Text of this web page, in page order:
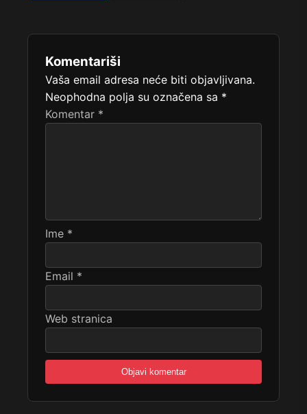
Komentariši
Vaša email adresa neće biti objavljivana.
Neophodna polja su označena sa *
Komentar *
Ime *
Email *
Web stranica